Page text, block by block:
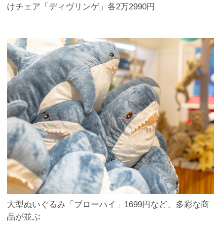
けチェア「ディヴリンゲ」各2万2990円
大型ぬいぐるみ「ブローハイ」1699円など、多彩な商
品が並ぶ